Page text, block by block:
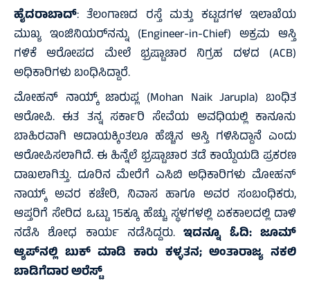
ಹೈದರಾಬಾದ್: ತೆಲಂಗಾಣದ ರಸ್ತೆ ಮತ್ತು ಕಟ್ಟಡಗಳ ಇಲಾಖೆಯ
ಮುಖ್ಯ ಇಂಜಿನಿಯರ್‌ನನ್ನು (Engineer-in-Chief) ಅಕ್ರಮ ಆಸ್ತಿ
ಗಳಿಕೆ ಆರೋಪದ ಮೇಲೆ ಭ್ರಷ್ಟಾಚಾರ ನಿಗ್ರಹ ದಳದ (ACB)
ಅಧಿಕಾರಿಗಳು ಬಂಧಿಸಿದ್ದಾರೆ.
ಮೋಹನ್ ನಾಯ್ಕ್ ಜಾರುಪ್ಲ (Mohan Naik Jarupla) ಬಂಧಿತ
ಆರೋಪಿ. ಈತ ತನ್ನ ಸರ್ಕಾರಿ ಸೇವೆಯ ಅವಧಿಯಲ್ಲಿ ಕಾನೂನು
ಬಾಹಿರವಾಗಿ ಆದಾಯಕ್ಕಿಂತಲೂ ಹೆಚ್ಚಿನ ಆಸ್ತಿ ಗಳಿಸಿದ್ದಾನೆ ಎಂದು
ಆರೋಪಿಸಲಾಗಿದೆ. ಈ ಹಿನ್ನೆಲೆ ಭ್ರಷ್ಟಾಚಾರ ತಡೆ ಕಾಯ್ದೆಯಡಿ ಪ್ರಕರಣ
ದಾಖಲಾಗಿತ್ತು. ದೂರಿನ ಮೇರೆಗೆ ಎಸಿಬಿ ಅಧಿಕಾರಿಗಳು ಮೋಹನ್
ನಾಯ್ಕ್ ಅವರ ಕಚೇರಿ, ನಿವಾಸ ಹಾಗೂ ಅವರ ಸಂಬಂಧಿಕರು,
ಆಪ್ತರಿಗೆ ಸೇರಿದ ಒಟ್ಟು 15ಕ್ಕೂ ಹೆಚ್ಚು ಸ್ಥಳಗಳಲ್ಲಿ ಏಕಕಾಲದಲ್ಲಿ ದಾಳಿ
ನಡೆಸಿ ಶೋಧ ಕಾರ್ಯ ನಡೆಸಿದ್ದರು.ಇದನ್ನೂ ಓದಿ:ಜೂಮ್
ಆ್ಯಪ್‌ನಲ್ಲಿ ಬುಕ್ ಮಾಡಿ ಕಾರು ಕಳ್ಳತನ; ಅಂತಾರಾಜ್ಯ ನಕಲಿ
ಬಾಡಿಗೆದಾರ ಅರೆಸ್ಟ್